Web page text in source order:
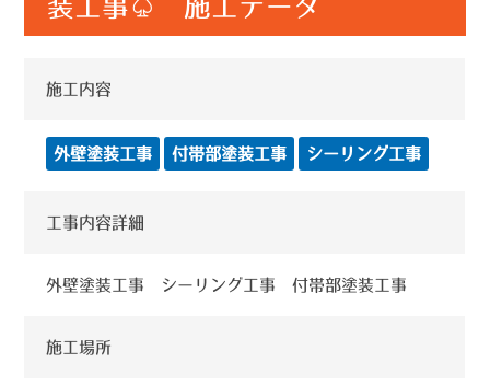
装工事♤ 施工データ
施工内容
外壁塗装工事 付帯部塗装工事 シーリング工事
工事内容詳細
外壁塗装工事 シーリング工事 付帯部塗装工事
施工場所